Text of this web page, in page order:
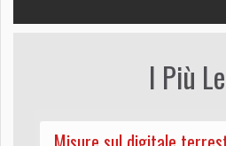
I Più